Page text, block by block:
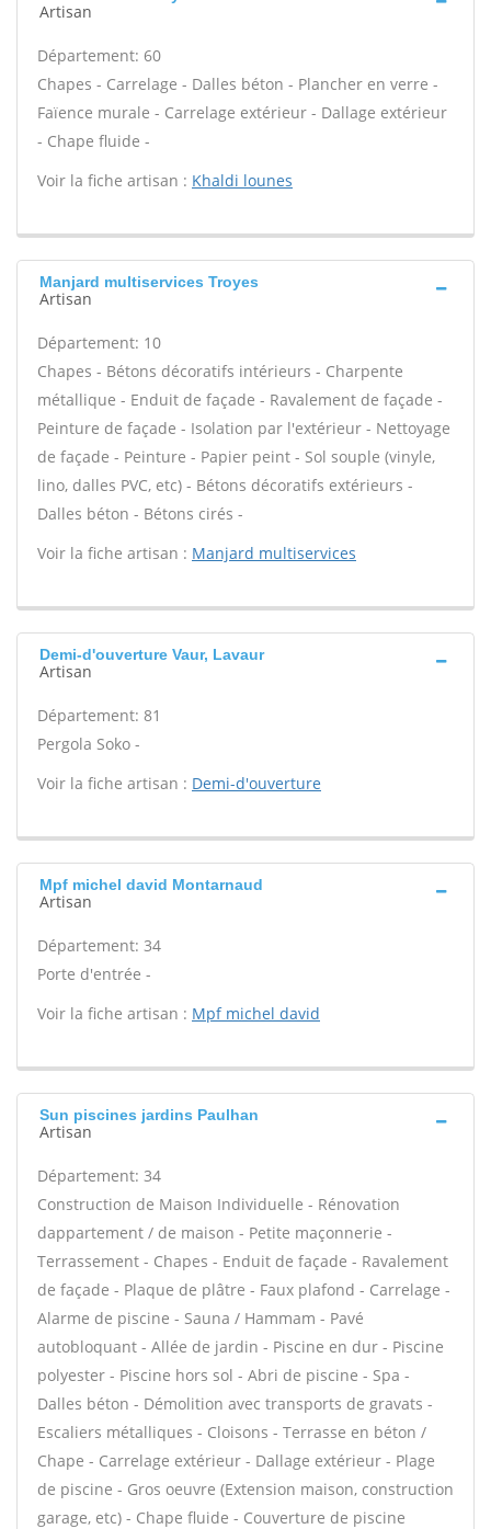
Artisan
Département: 60
Chapes - Carrelage - Dalles béton - Plancher en verre -
Faïence murale - Carrelage extérieur - Dallage extérieur
- Chape fluide -
Voir la fiche artisan : Khaldi lounes
Manjard multiservices Troyes
Artisan
Département: 10
Chapes - Bétons décoratifs intérieurs - Charpente
métallique - Enduit de façade - Ravalement de façade -
Peinture de façade - Isolation par l'extérieur - Nettoyage
de façade - Peinture - Papier peint - Sol souple (vinyle,
lino, dalles PVC, etc) - Bétons décoratifs extérieurs -
Dalles béton - Bétons cirés -
Voir la fiche artisan : Manjard multiservices
Demi-d'ouverture Vaur, Lavaur
Artisan
Département: 81
Pergola Soko -
Voir la fiche artisan : Demi-d'ouverture
Mpf michel david Montarnaud
Artisan
Département: 34
Porte d'entrée -
Voir la fiche artisan : Mpf michel david
Sun piscines jardins Paulhan
Artisan
Département: 34
Construction de Maison Individuelle - Rénovation
dappartement / de maison - Petite maçonnerie -
Terrassement - Chapes - Enduit de façade - Ravalement
de façade - Plaque de plâtre - Faux plafond - Carrelage -
Alarme de piscine - Sauna / Hammam - Pavé
autobloquant - Allée de jardin - Piscine en dur - Piscine
polyester - Piscine hors sol - Abri de piscine - Spa -
Dalles béton - Démolition avec transports de gravats -
Escaliers métalliques - Cloisons - Terrasse en béton /
Chape - Carrelage extérieur - Dallage extérieur - Plage
de piscine - Gros oeuvre (Extension maison, construction
garage, etc) - Chape fluide - Couverture de piscine